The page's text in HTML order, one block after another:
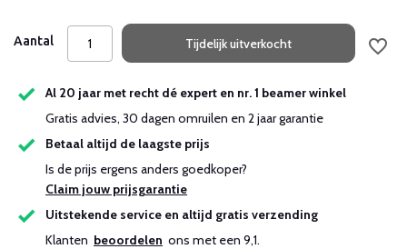
Aantal Tijdelijk uitverkocht
Al 20 jaar met recht dé expert en nr. 1 beamer winkel
Gratis advies, 30 dagen omruilen en 2 jaar garantie
Betaal altijd de laagste prijs
Is de prijs ergens anders goedkoper?
Claim jouw prijsgarantie
Uitstekende service en altijd gratis verzending
Klanten beoordelen ons met een 9,1.